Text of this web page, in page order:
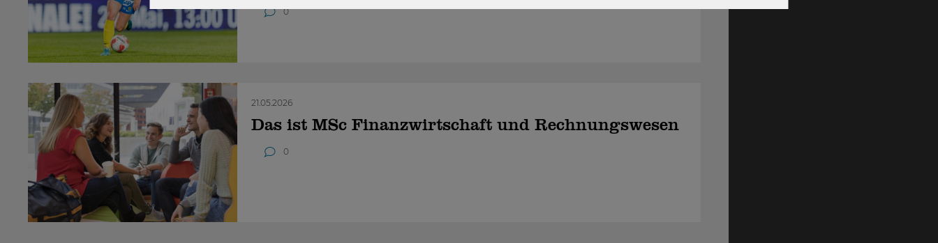
0
21.05.2026
Das ist MSc Finanzwirtschaft und Rechnungswesen
0